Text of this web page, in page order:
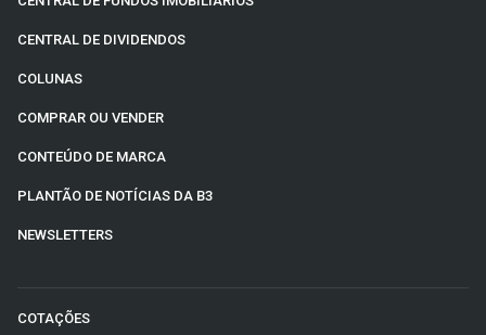
CENTRAL DE DIVIDENDOS
COLUNAS
COMPRAR OU VENDER
CONTEÚDO DE MARCA
PLANTÃO DE NOTÍCIAS DA B3
NEWSLETTERS
COTAÇÕES